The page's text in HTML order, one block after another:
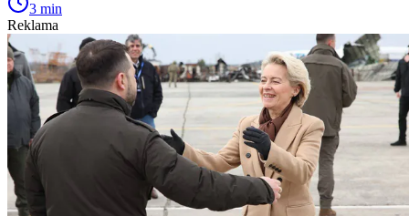
3 min
Reklama